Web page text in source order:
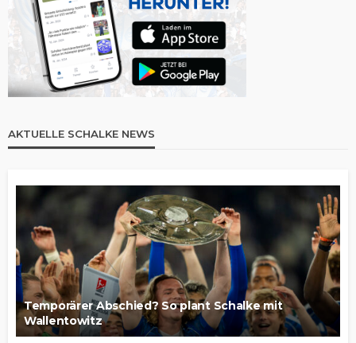
AKTUELLE SCHALKE NEWS
Temporärer Abschied? So plant Schalke mit
Wallentowitz